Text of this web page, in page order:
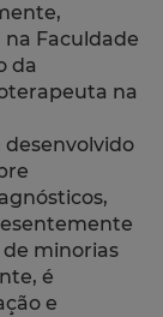
na Faculdade
da
na
minorias
é
e